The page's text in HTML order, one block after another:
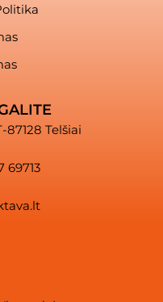
87128 Telšiai
69713